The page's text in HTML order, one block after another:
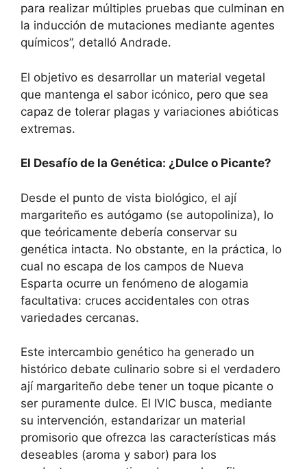
para realizar múltiples pruebas que culminan en
la inducción de mutaciones mediante agentes
químicos”, detalló Andrade.
El objetivo es desarrollar un material vegetal
que mantenga el sabor icónico, pero que sea
capaz de tolerar plagas y variaciones abióticas
extremas.
El Desafío de la Genética: ¿Dulce o Picante?
Desde el punto de vista biológico, el ají
margariteño es autógamo (se autopoliniza), lo
que teóricamente debería conservar su
genética intacta. No obstante, en la práctica, lo
cual no escapa de los campos de Nueva
Esparta ocurre un fenómeno de alogamia
facultativa: cruces accidentales con otras
variedades cercanas.
Este intercambio genético ha generado un
histórico debate culinario sobre si el verdadero
ají margariteño debe tener un toque picante o
ser puramente dulce. El IVIC busca, mediante
su intervención, estandarizar un material
promisorio que ofrezca las características más
deseables (aroma y sabor) para los